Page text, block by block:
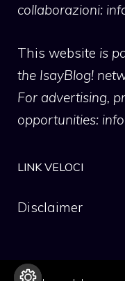
collaborazioni:
This website is
the IsayBlog!
For advertising,
opportunities:
LINK VELOCI
Disclaimer